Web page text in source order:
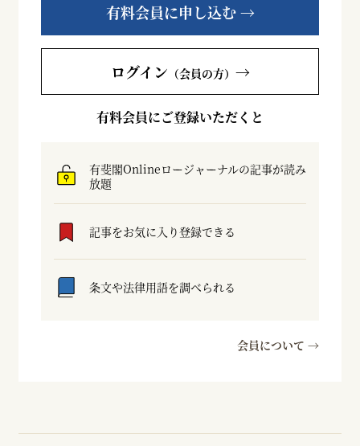
有料会員に申し込む →
ログイン （会員の方） →
有料会員にご登録いただくと
有斐閣Onlineロージャーナルの記事が読み
放題
記事をお気に入り登録できる
条文や法律用語を調べられる
会員について →